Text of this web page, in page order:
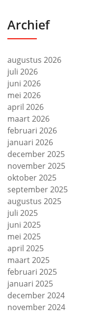
Archief
augustus 2026
juli 2026
juni 2026
mei 2026
april 2026
maart 2026
februari 2026
januari 2026
december 2025
november 2025
oktober 2025
september 2025
augustus 2025
juli 2025
juni 2025
mei 2025
april 2025
maart 2025
februari 2025
januari 2025
december 2024
november 2024